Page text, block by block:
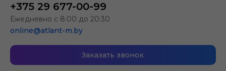
+375 29 677-00-99
Ежедневно с 8:00 до 20:30
online@atlant-m.by
Заказать звонок